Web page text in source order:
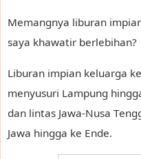
Memangnya liburan
saya khawatir berlebihan?
Liburan impian keluarga
menyusuri Lampung
dan lintas Jawa-Nusa
Jawa hingga ke Ende.